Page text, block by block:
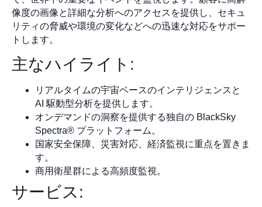
像度の画像と詳細な分析へのアクセスを提供し、セキュ
リティの脅威や環境の変化などへの迅速な対応をサポー
トします。
主なハイライト:
リアルタイムの宇宙ベースのインテリジェンスと
AI 駆動型分析を提供します。
オンデマンドの洞察を提供する独自の BlackSky
Spectra® プラットフォーム。
国家安全保障、災害対応、経済監視に重点を置きま
す。
商用衛星群による高頻度監視。
サービス: